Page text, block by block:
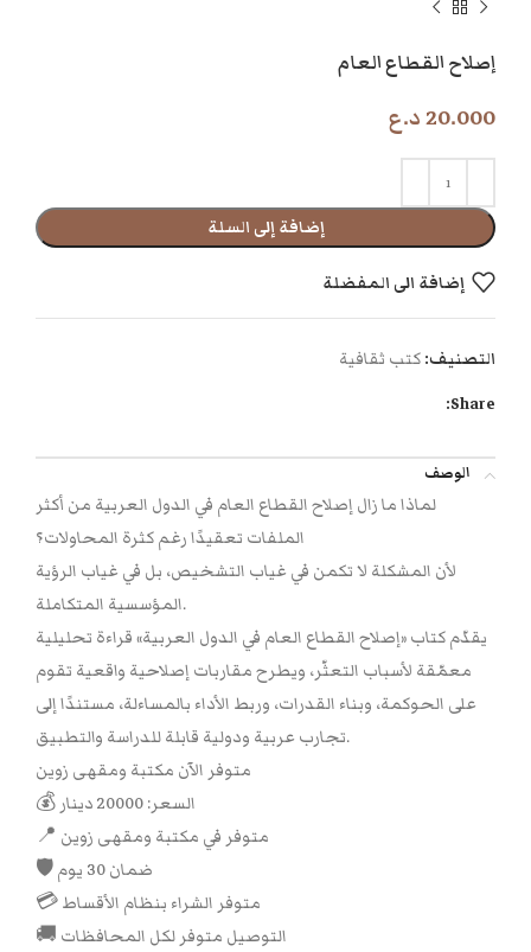
إصلاح القطاع العام
20.000د.ع
إضافة إلى السلة
إضافة الى المفضلة
التصنيف:كتب ثقافية
Share:
الوصف
لماذا ما زال إصلاح القطاع العام في الدول العربية من أكثر
الملفات تعقيدًا رغم كثرة المحاولات؟
لأن المشكلة لا تكمن في غياب التشخيص، بل في غياب الرؤية
المؤسسية المتكاملة.
يقدّم كتاب «إصلاح القطاع العام في الدول العربية» قراءة تحليلية
معمّقة لأسباب التعثّر، ويطرح مقاربات إصلاحية واقعية تقوم
على الحوكمة، وبناء القدرات، وربط الأداء بالمساءلة، مستندًا إلى
تجارب عربية ودولية قابلة للدراسة والتطبيق.
متوفر الآن مكتبة ومقهى زوين
💰 السعر: 20000 دينار
📍 متوفر في مكتبة ومقهى زوين
🛡 ضمان 30 يوم
💳 متوفر الشراء بنظام الأقساط
🚚 التوصيل متوفر لكل المحافظات